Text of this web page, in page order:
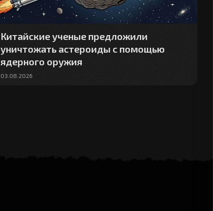
Китайские ученые предложили
уничтожать астероиды с помощью
ядерного оружия
03.08.2026